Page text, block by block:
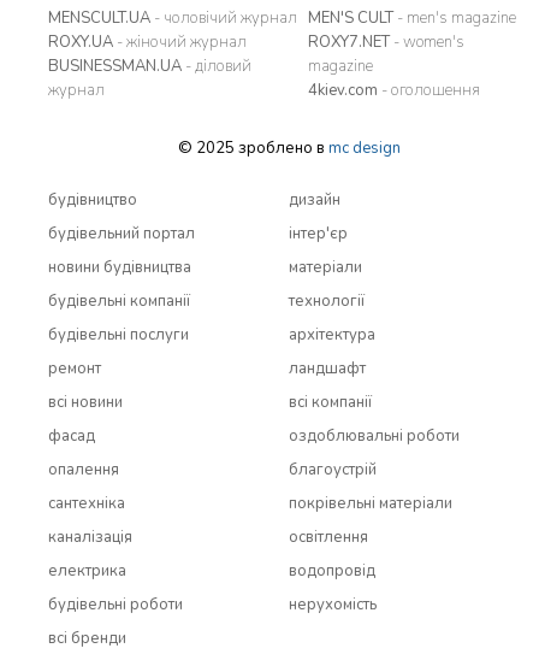
MENSCULT.UA - чоловічий журнал
ROXY.UA - жіночий журнал
BUSINESSMAN.UA - діловий
журнал
MEN'S CULT- men's magazine
ROXY7.NET- women's
magazine
4kiev.com - оголошення
© 2025 зроблено в mc design
будівництво
будівельний портал
новини будівництва
будівельні компанії
будівельні послуги
ремонт
всi новини
дизайн
інтер'єр
матеріали
технології
архітектура
ландшафт
всi компанії
фасад
опалення
сантехніка
каналізація
електрика
будівельні роботи
всi бренди
оздоблювальні роботи
благоустрій
покрівельні матеріали
освітлення
водопровід
нерухомість